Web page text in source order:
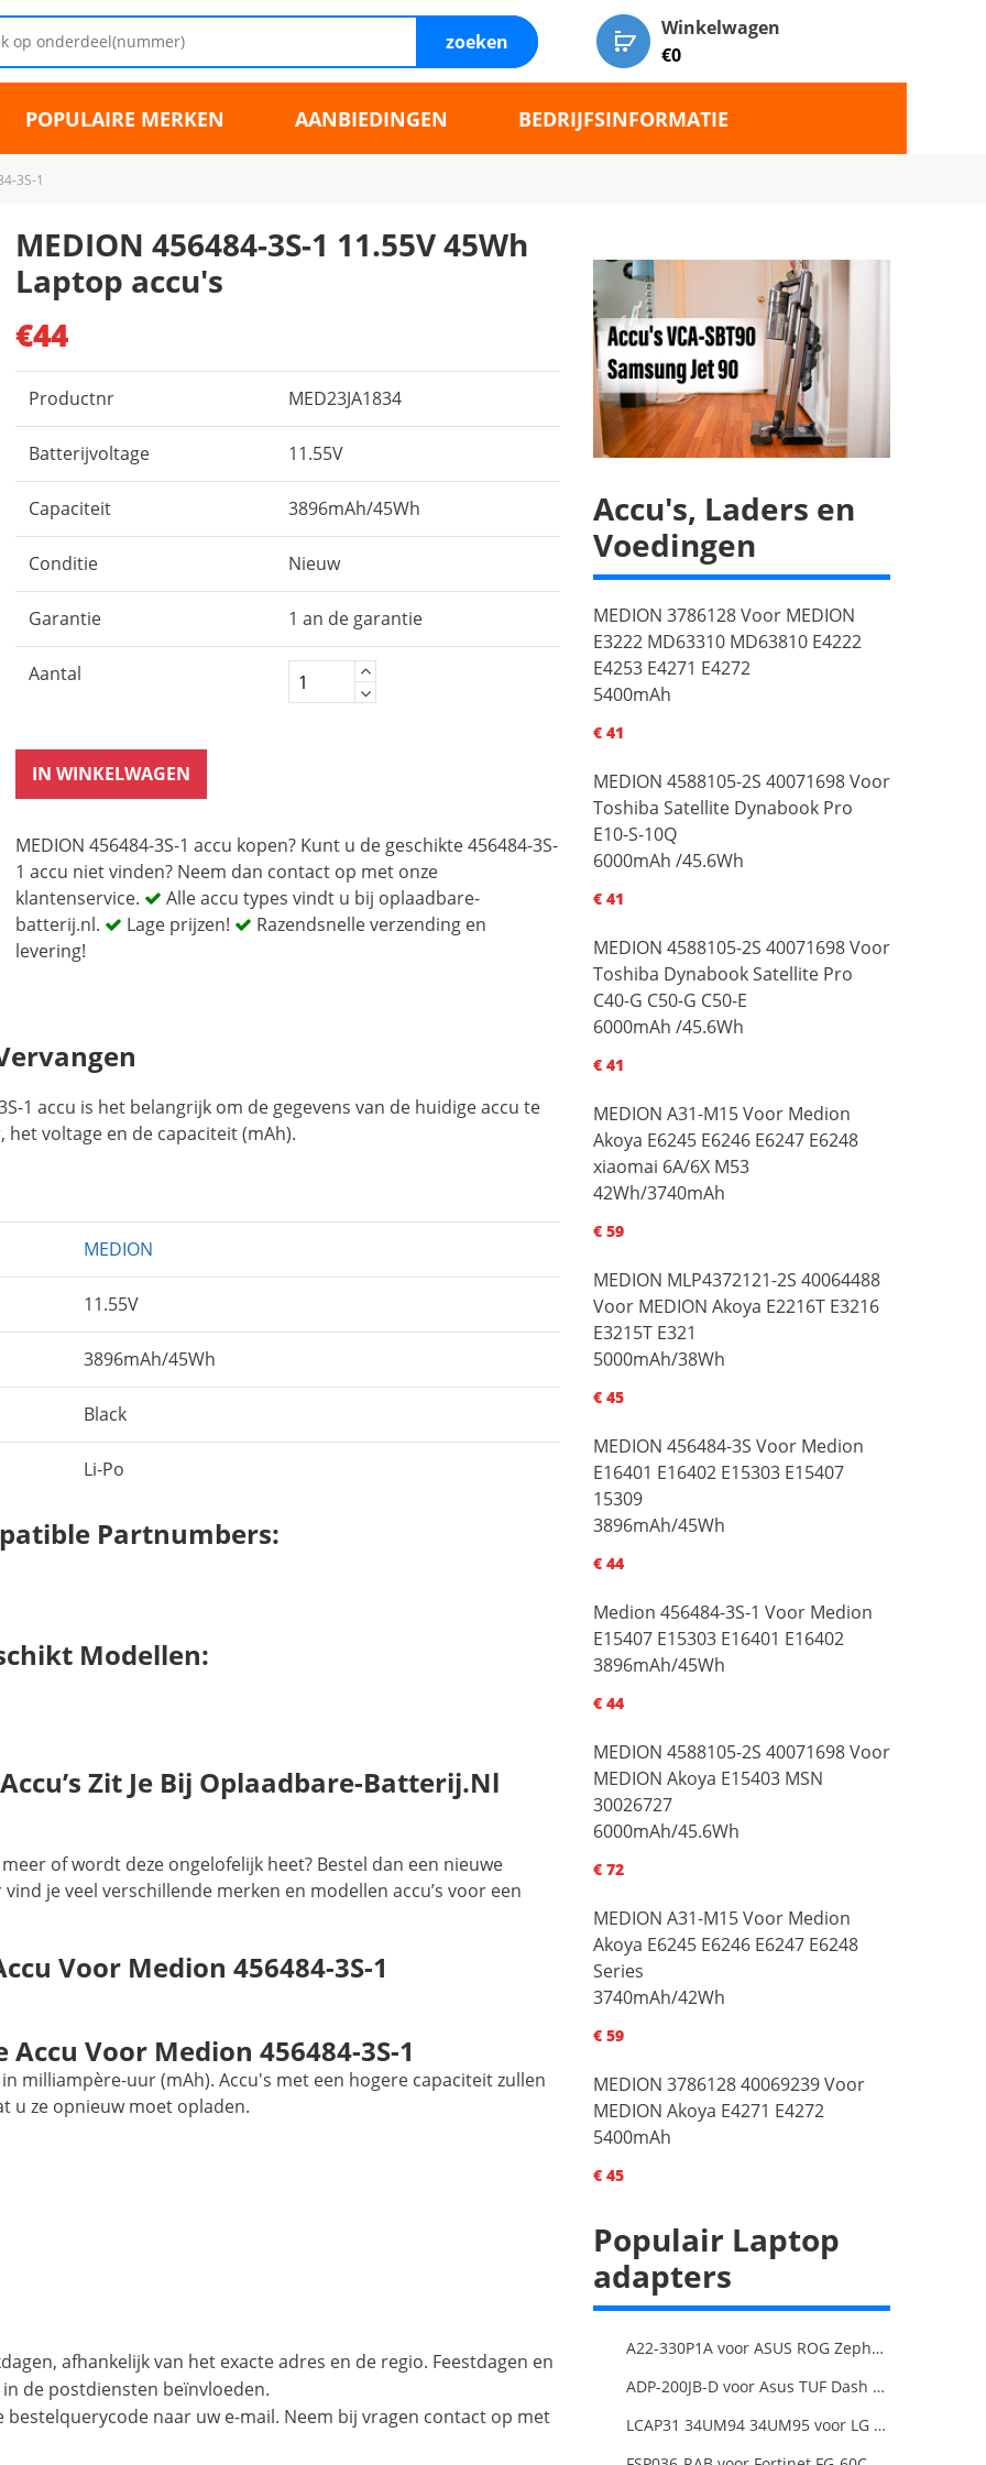
zoeken
Winkelwagen
€0
POPULAIRE MERKEN AANBIEDINGEN BEDRIJFSINFORMATIE
3S-1
MEDION 456484-3S-1 11.55V 45Wh
Laptop accu's
€44
Productnr MED23JA1834
Batterijvoltage 11.55V
Capaciteit 3896mAh/45Wh
Conditie Nieuw
Garantie 1 an de garantie
Aantal
IN WINKELWAGEN
MEDION 456484-3S-1 accu kopen? Kunt u de geschikte 456484-3S-
1 accu niet vinden? Neem dan contact op met onze
klantenservice.
Alle accu types vindt u bij oplaadbare-
batterij.nl.
Lage prijzen!
Razendsnelle verzending en
levering!
1 accu is het belangrijk om de gegevens van de huidige accu te
voltage en de capaciteit (mAh).
MEDION
11.55V
3896mAh/45Wh
Black
Li-Po
Partnumbers:
Modellen:
Zit Je Bij Oplaadbare-Batterij.nl
of wordt deze ongelofelijk heet? Bestel dan een nieuwe
je veel verschillende merken en modellen accu’s voor een
Voor Medion 456484-3S-1
Voor Medion 456484-3S-1
milliampère-uur (mAh). Accu's met een hogere capaciteit zullen
u ze opnieuw moet opladen.
afhankelijk van het exacte adres en de regio. Feestdagen en
de postdiensten beïnvloeden.
naar uw e-mail. Neem bij vragen contact op met
Accu's, Laders en
Voedingen
MEDION 3786128 Voor MEDION
E3222 MD63310 MD63810 E4222
E4253 E4271 E4272
5400mAh
€ 41
MEDION 4588105-2S 40071698 Voor
Toshiba Satellite Dynabook Pro
E10-S-10Q
6000mAh /45.6Wh
€ 41
MEDION 4588105-2S 40071698 Voor
Toshiba Dynabook Satellite Pro
C40-G C50-G C50-E
6000mAh /45.6Wh
€ 41
MEDION A31-M15 Voor Medion
Akoya E6245 E6246 E6247 E6248
xiaomai 6A/6X M53
42Wh/3740mAh
€ 59
MEDION MLP4372121-2S 40064488
Voor MEDION Akoya E2216T E3216
E3215T E321
5000mAh/38Wh
€ 45
MEDION 456484-3S Voor Medion
E16401 E16402 E15303 E15407
15309
3896mAh/45Wh
€ 44
Medion 456484-3S-1 Voor Medion
E15407 E15303 E16401 E16402
3896mAh/45Wh
€ 44
MEDION 4588105-2S 40071698 Voor
MEDION Akoya E15403 MSN
30026727
6000mAh/45.6Wh
€ 72
MEDION A31-M15 Voor Medion
Akoya E6245 E6246 E6247 E6248
Series
3740mAh/42Wh
€ 59
MEDION 3786128 40069239 Voor
MEDION Akoya E4271 E4272
5400mAh
€ 45
Populair Laptop
adapters
A22-330P1A voor ASUS ROG Zephyrus Duo 16 2023 GX650PY
ADP-200JB-D voor Asus TUF Dash F15 FX516PR ADP-200JB
LCAP31 34UM94 34UM95 voor LG 34-Inch Ultra Wide QHD Monitor LED